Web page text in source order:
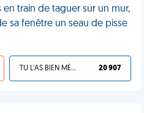
train de taguer sur un mur,
sa fenêtre un seau de pisse
TU L'AS BIEN MÉRITÉ 20 907